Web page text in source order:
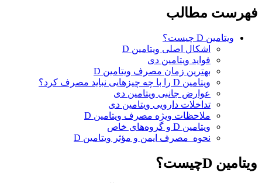
فهرست مطالب
ویتامین D چیست؟
اشکال اصلی ویتامین D
فواید ویتامین دی
بهترین زمان مصرف ویتامین D
ویتامین D را با چه چیزهایی نباید مصرف کرد؟
عوارض جانبی ویتامین دی
تداخلات دارویی ویتامین دی
ملاحظات ویژه مصرف ویتامین D
ویتامین D و گروه‌های خاص
نحوه مصرف ایمن و مؤثر ویتامین D
ویتامین چیست؟